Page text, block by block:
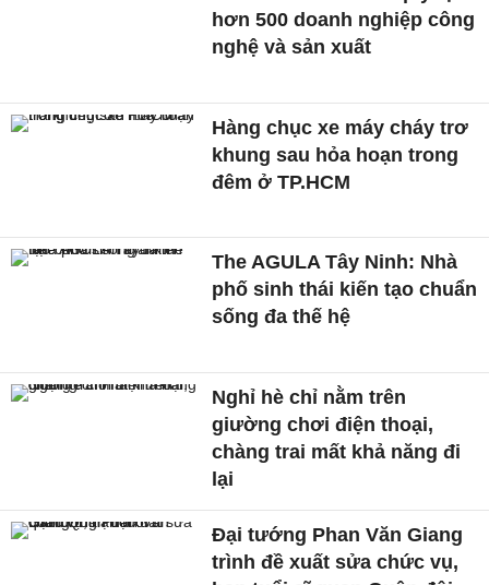
hơn 500 doanh nghiệp công
nghệ và sản xuất
Hàng chục xe máy cháy trơ
khung sau hỏa hoạn trong
đêm ở TP.HCM
The AGULA Tây Ninh: Nhà
phố sinh thái kiến tạo chuẩn
sống đa thế hệ
Nghỉ hè chỉ nằm trên
giường chơi điện thoại,
chàng trai mất khả năng đi
lại
Đại tướng Phan Văn Giang
trình đề xuất sửa chức vụ,